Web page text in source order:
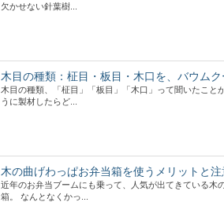
欠かせない針葉樹...
木目の種類：柾目・板目・木口を、バウムク
木目の種類、「柾目」「板目」「木口」って聞いたこと
うに製材したらど...
木の曲げわっぱお弁当箱を使うメリットと注
近年のお弁当ブームにも乗って、人気が出てきている木
箱。 なんとなくかっ...